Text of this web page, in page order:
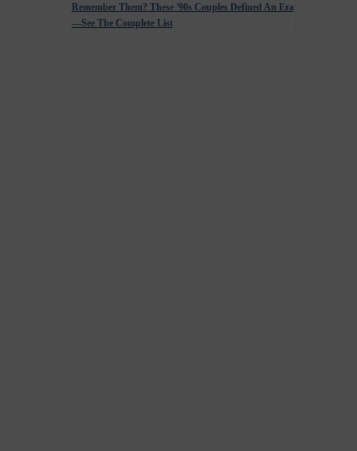
Remember Them? These '90s Couples Defined An Era
—See The Complete List